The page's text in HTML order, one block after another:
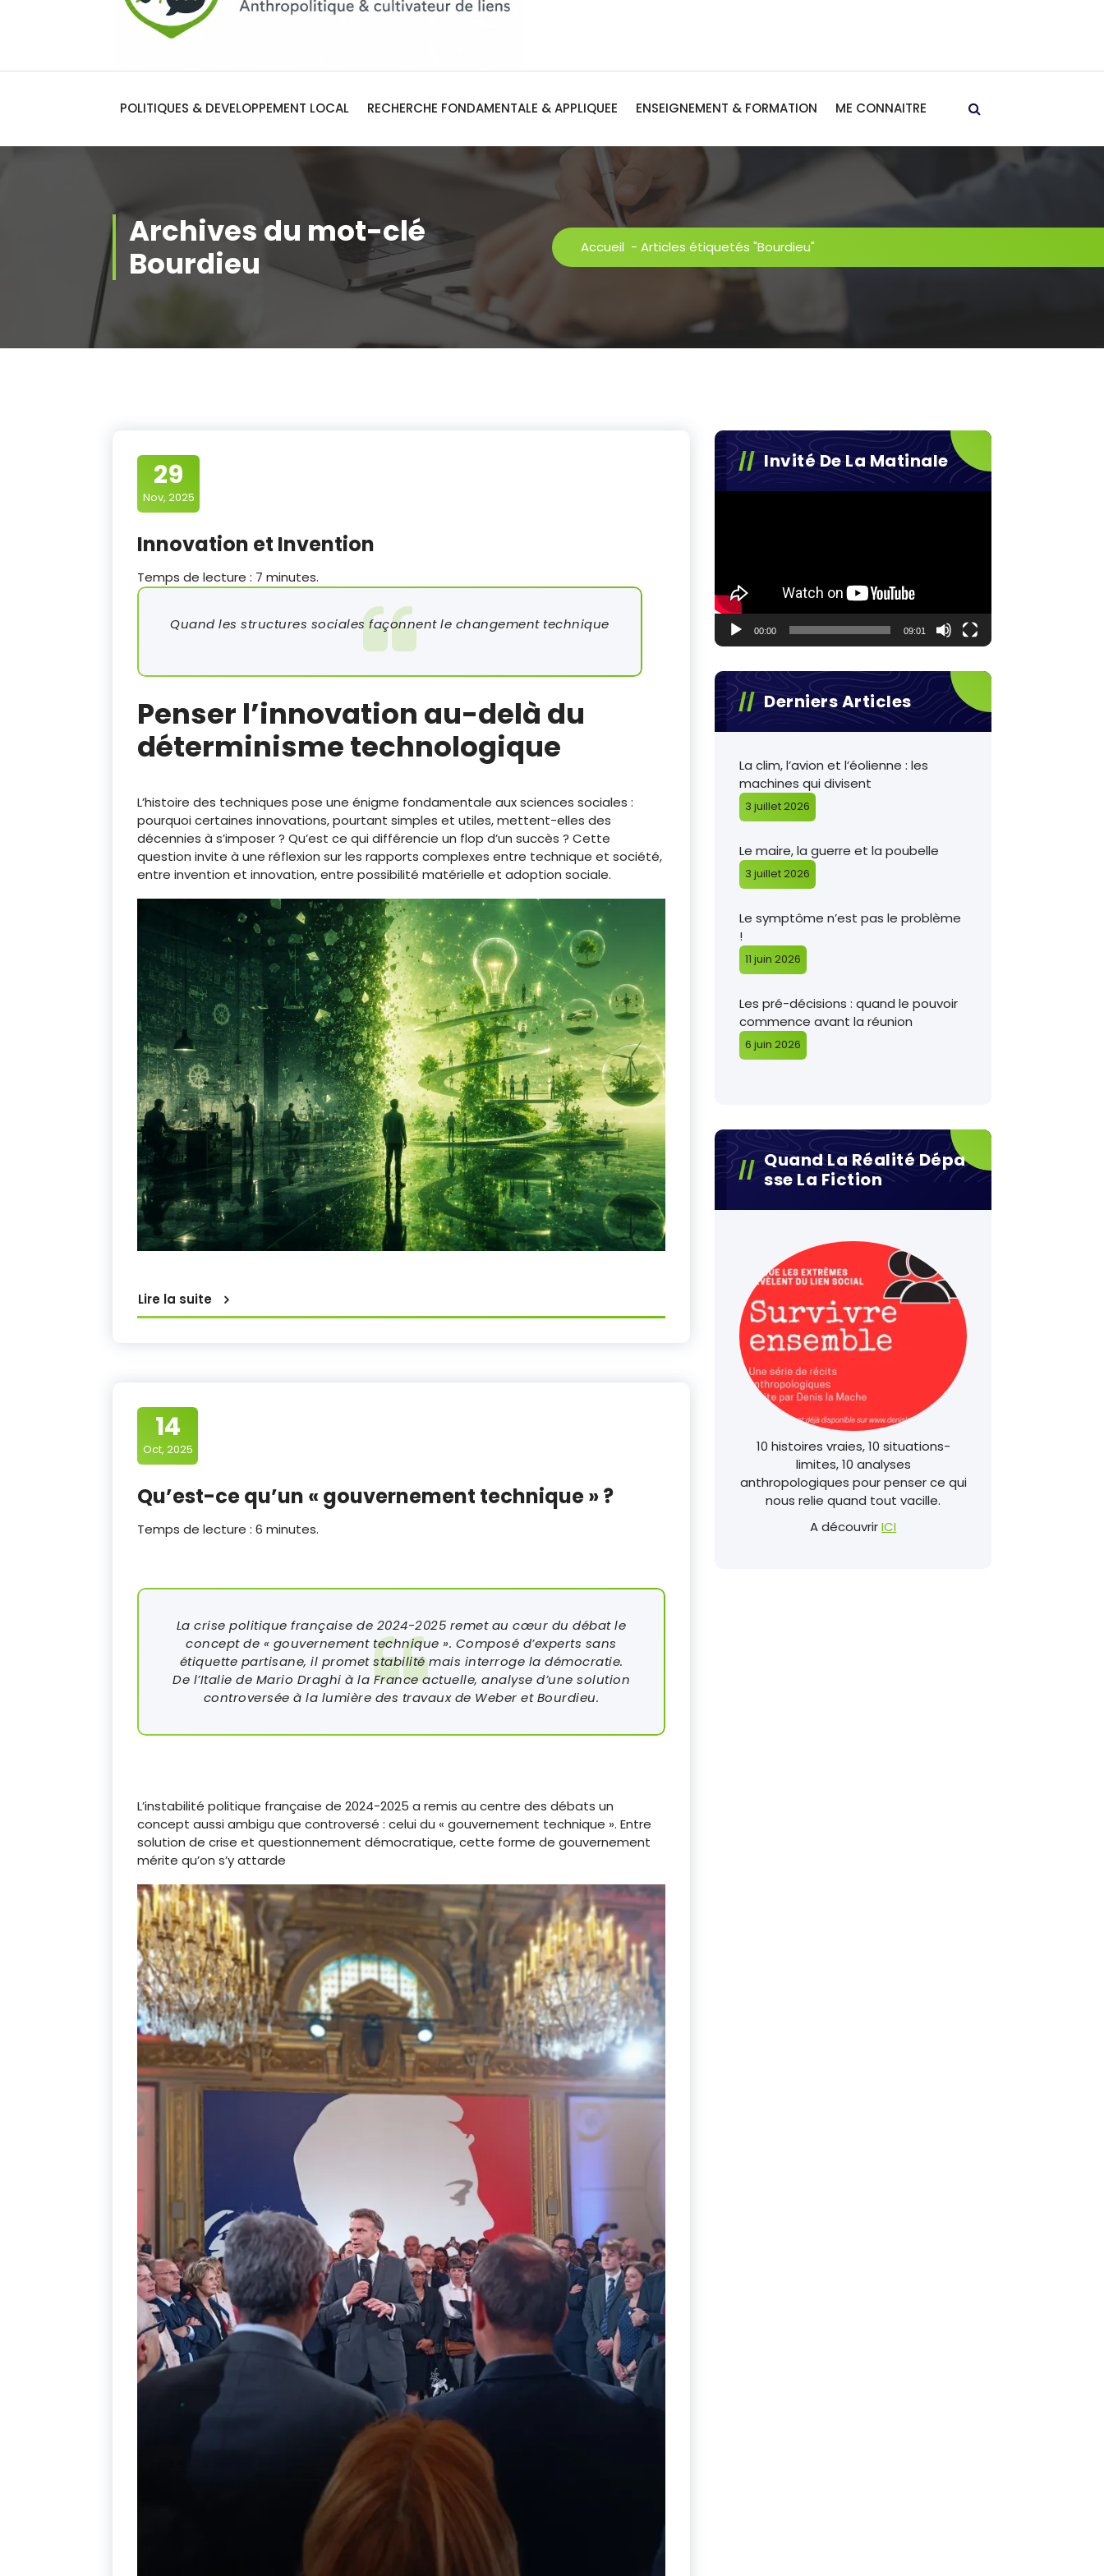
POLITIQUES & DEVELOPPEMENT LOCAL RECHERCHE FONDAMENTALE & APPLIQUEE ENSEIGNEMENT & FORMATION ME CONNAITRE
Archives du mot-clé
Bourdieu
Accueil - Articles étiquetés "Bourdieu"
29
Nov, 2025
Innovation et Invention
Temps de lecture : 7 minutes.
Quand les structures sociales façonnent le changement technique
Penser l’innovation au-delà du
déterminisme technologique
L’histoire des techniques pose une énigme fondamentale aux sciences sociales :
pourquoi certaines innovations, pourtant simples et utiles, mettent-elles des
décennies à s’imposer ? Qu’est ce qui différencie un flop d’un succès ? Cette
question invite à une réflexion sur les rapports complexes entre technique et société,
entre invention et innovation, entre possibilité matérielle et adoption sociale.
Lire la suite
14
Oct, 2025
Qu’est-ce qu’un « gouvernement technique » ?
Temps de lecture : 6 minutes.
La crise politique française de 2024-2025 remet au cœur du débat le
concept de « gouvernement technique ». Composé d’experts sans
étiquette partisane, il promet stabilité mais interroge la démocratie.
De l’Italie de Mario Draghi à la France actuelle, analyse d’une solution
controversée à la lumière des travaux de Weber et Bourdieu.
L’instabilité politique française de 2024-2025 a remis au centre des débats un
concept aussi ambigu que controversé : celui du « gouvernement technique ». Entre
solution de crise et questionnement démocratique, cette forme de gouvernement
mérite qu’on s’y attarde
Invité De La Matinale
00:00 09:01
Derniers Articles
La clim, l’avion et l’éolienne : les
machines qui divisent
3 juillet 2026
Le maire, la guerre et la poubelle
3 juillet 2026
Le symptôme n’est pas le problème
!
11 juin 2026
Les pré-décisions : quand le pouvoir
commence avant la réunion
6 juin 2026
Quand La Réalité Dépa
Sse La Fiction
10 histoires vraies, 10 situations-
limites, 10 analyses
anthropologiques pour penser ce qui
nous relie quand tout vacille.
A découvrirICI